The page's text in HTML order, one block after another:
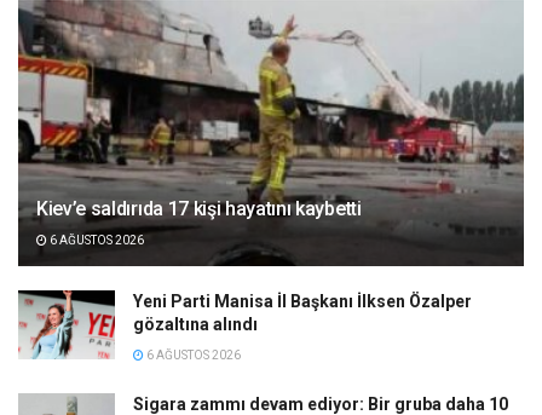
Kiev’e saldırıda 17 kişi hayatını kaybetti
6 AĞUSTOS 2026
Yeni Parti Manisa İl Başkanı İlksen Özalper
gözaltına alındı
6 AĞUSTOS 2026
Sigara zammı devam ediyor: Bir gruba daha 10